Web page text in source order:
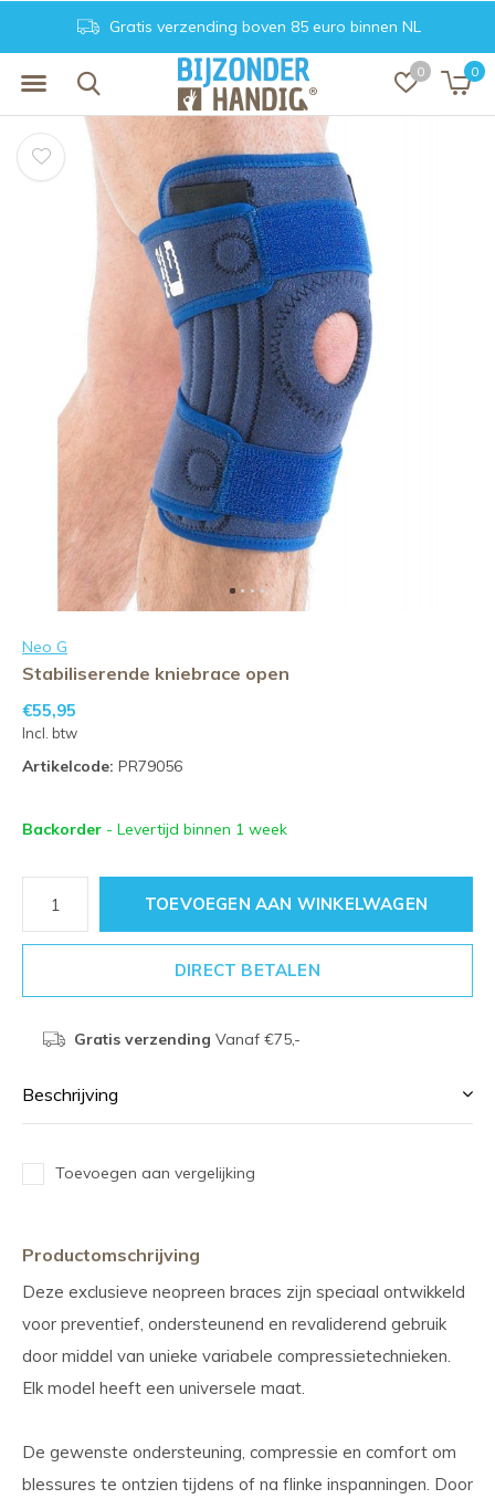
0 0
Gratis verzending boven 85 euro binnen NL
Neo G
Stabiliserende kniebrace open
€55,95
Incl. btw
Artikelcode: PR79056
Backorder - Levertijd binnen 1 week
TOEVOEGEN AAN WINKELWAGEN
DIRECT BETALEN
Gratis verzending Vanaf €75,-
Beschrijving
Toevoegen aan vergelijking
Productomschrijving
Deze exclusieve neopreen braces zijn speciaal ontwikkeld
voor preventief, ondersteunend en revaliderend gebruik
door middel van unieke variabele compressietechnieken.
Elk model heeft een universele maat.
De gewenste ondersteuning, compressie en comfort om
blessures te ontzien tijdens of na flinke inspanningen. Door